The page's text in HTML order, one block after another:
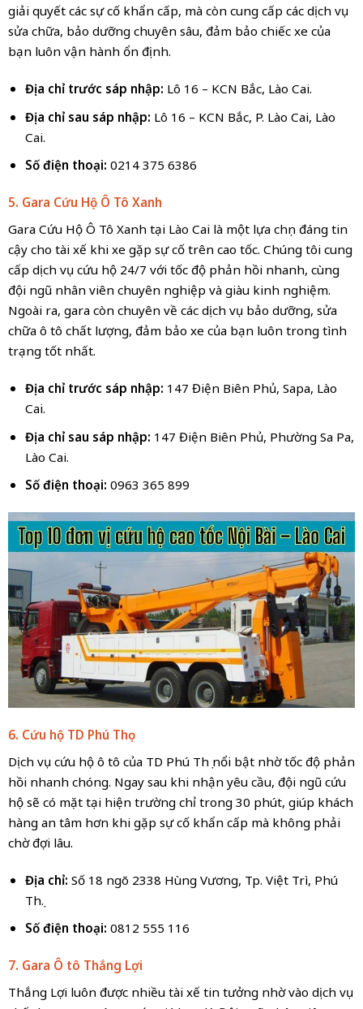
giải quyết các sự cố khẩn cấp, mà còn cung cấp các dịch vụ
sửa chữa, bảo dưỡng chuyên sâu, đảm bảo chiếc xe của
bạn luôn vận hành ổn định.
Địa chỉ trước sáp nhập: Lô 16 – KCN Bắc, Lào Cai.
Địa chỉ sau sáp nhập: Lô 16 – KCN Bắc, P. Lào Cai, Lào
Cai.
Số điện thoại: 0214 375 6386
5. Gara Cứu Hộ Ô Tô Xanh
Gara Cứu Hộ Ô Tô Xanh tại Lào Cai là một lựa chọn đáng tin
cậy cho tài xế khi xe gặp sự cố trên cao tốc. Chúng tôi cung
cấp dịch vụ cứu hộ 24/7 với tốc độ phản hồi nhanh, cùng
đội ngũ nhân viên chuyên nghiệp và giàu kinh nghiệm.
Ngoài ra, gara còn chuyên về các dịch vụ bảo dưỡng, sửa
chữa ô tô chất lượng, đảm bảo xe của bạn luôn trong tình
trạng tốt nhất.
Địa chỉ trước sáp nhập: 147 Điện Biên Phủ, Sapa, Lào
Cai.
Địa chỉ sau sáp nhập: 147 Điện Biên Phủ, Phường Sa Pa,
Lào Cai.
Số điện thoại: 0963 365 899
6. Cứu hộ TD Phú Thọ
Dịch vụ cứu hộ ô tô của TD Phú Thọ nổi bật nhờ tốc độ phản
hồi nhanh chóng. Ngay sau khi nhận yêu cầu, đội ngũ cứu
hộ sẽ có mặt tại hiện trường chỉ trong 30 phút, giúp khách
hàng an tâm hơn khi gặp sự cố khẩn cấp mà không phải
chờ đợi lâu.
Địa chỉ: Số 18 ngõ 2338 Hùng Vương, Tp. Việt Trì, Phú
Thọ.
Số điện thoại: 0812 555 116
7. Gara Ô tô Thắng Lợi
Thắng Lợi luôn được nhiều tài xế tin tưởng nhờ vào dịch vụ